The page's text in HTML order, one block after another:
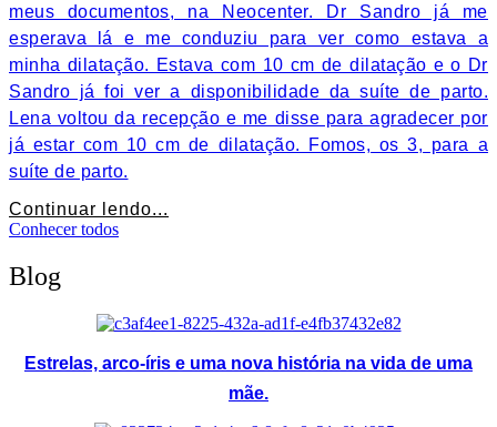
meus documentos, na Neocenter. Dr Sandro já me
esperava lá e me conduziu para ver como estava a
minha dilatação. Estava com 10 cm de dilatação e o Dr
Sandro já foi ver a disponibilidade da suíte de parto.
Lena voltou da recepção e me disse para agradecer por
já estar com 10 cm de dilatação. Fomos, os 3, para a
suíte de parto.
Continuar lendo...
Conhecer todos
Blog
Estrelas, arco-íris e uma nova história na vida de uma
mãe.